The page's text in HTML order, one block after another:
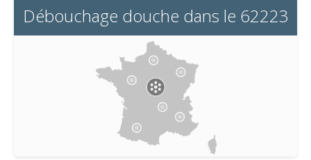
Débouchage douche dans le 62223